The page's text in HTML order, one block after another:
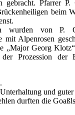
gebracht. Pfarrer
beim
wurden von P.
mit Alpenrosen
„Major Georg
Prozession der
und
durften die